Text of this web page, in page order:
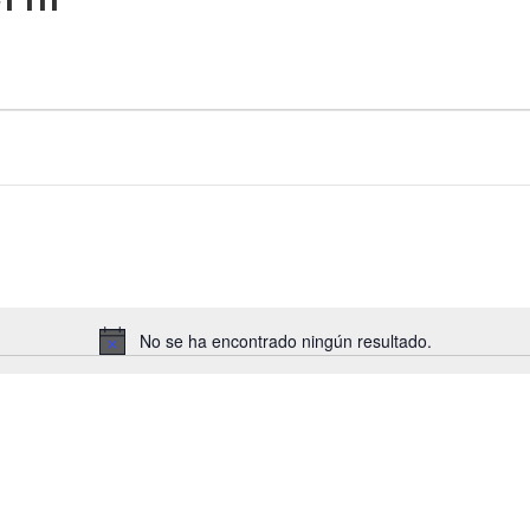
Aviso
No se ha encontrado ningún resultado.